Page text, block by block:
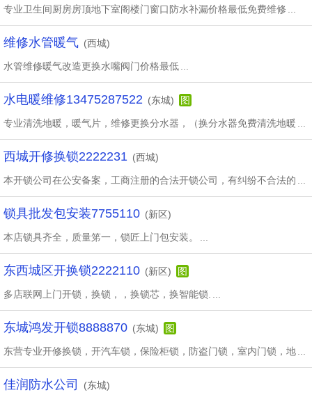
专业卫生间厨房房顶地下室阁楼门窗口防水补漏价格最低免费维修
维修水管暖气 (西城)
水管维修暖气改造更换水嘴阀门价格最低
水电暖维修13475287522 (东城) 图
专业清洗地暖，暖气片，维修更换分水器，（换分水器免费清洗地暖
西城开修换锁2222231 (西城)
本开锁公司在公安备案，工商注册的合法开锁公司，有纠纷不合法的
锁具批发包安装7755110 (新区)
本店锁具齐全，质量笫一，锁匠上门包安装。
东西城区开换锁2222110 (新区) 图
多店联网上门开锁，换锁，，换锁芯，换智能锁.
东城鸿发开锁8888870 (东城) 图
东营专业开修换锁，开汽车锁，保险柜锁，防盗门锁，室内门锁，地
佳润防水公司 (东城)